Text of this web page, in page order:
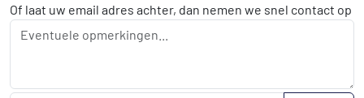
Of laat uw email adres achter, dan nemen we snel contact op